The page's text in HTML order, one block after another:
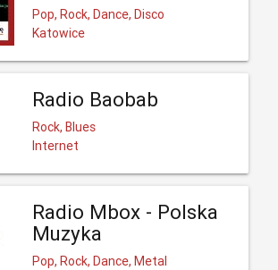
Pop, Rock, Dance, Disco
Katowice
Radio Baobab
Rock, Blues
Internet
Radio Mbox - Polska
Muzyka
Pop, Rock, Dance, Metal